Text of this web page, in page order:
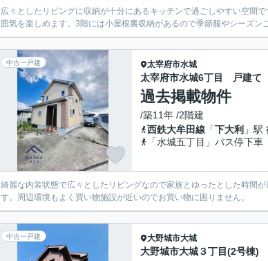
広々としたリビングに収納が十分にあるキッチンで過ごしやすい空間
囲気を楽しめます。3階には小屋根裏収納があるので季節服やシーズン
中古一戸建 太宰府市水城
太宰府市水城6丁目 戸建て
過去掲載物件
/築11年 /2階建
西鉄大牟田線 「下大利 」駅
「水城五丁目」バス停下
綺麗な内装状態で広々としたリビングなので家族とゆったとした時間
す。周辺環境もよく買い物施設が近いのでお買い物に困りません。
中古一戸建 大野城市大城
大野城市大城３丁目(2号棟